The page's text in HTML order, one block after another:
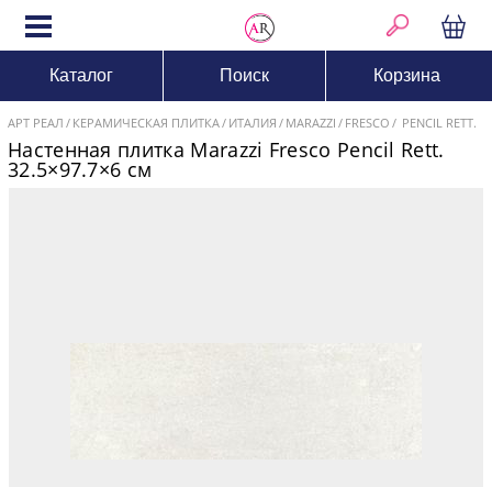
Каталог Поиск Корзина
АРТ РЕАЛ КЕРАМИЧЕСКАЯ ПЛИТКА ИТАЛИЯ MARAZZI FRESCO PENCIL RETT.
Настенная плитка Marazzi Fresco Pencil Rett.
32.5×97.7×6 см